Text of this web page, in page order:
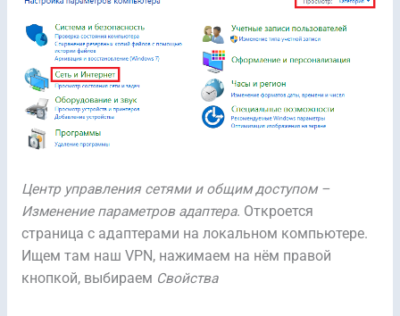
Центр управления сетями и общим доступом –
Изменение параметров адаптера. Откроется
страница с адаптерами на локальном компьютере.
Ищем там наш VPN, нажимаем на нём правой
кнопкой, выбираем Свойства